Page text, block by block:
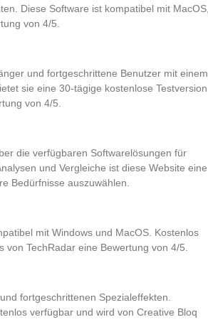
Diese Software ist kompatibel mit MacOS,
von 4/5.
und fortgeschrittene Benutzer mit einem
sie eine 30-tägige kostenlose Testversion
von 4/5.
die verfügbaren Softwarelösungen für
und Vergleiche ist diese Website eine
Bedürfnisse auszuwählen.
mit Windows und MacOS. Kostenlos
TechRadar eine Bewertung von 4/5.
fortgeschrittenen Spezialeffekten.
verfügbar und wird von Creative Bloq